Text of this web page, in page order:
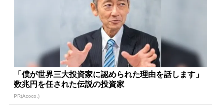
「僕が世界三大投資家に認められた理由を話します」
数兆円を任された伝説の投資家
PR(Acoco.)